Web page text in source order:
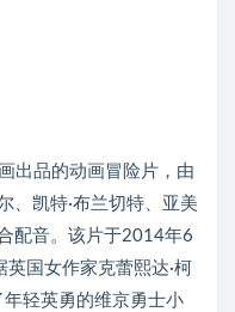
出品的动画冒险片，由
、凯特·布兰切特、亚美
配音。该片于2014年6
国女作家克蕾熙达·柯
轻英勇的维京勇士小